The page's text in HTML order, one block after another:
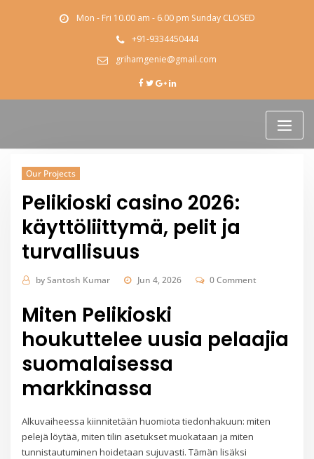
Mon - Fri 10.00 am - 6.00 pm Sunday CLOSED
+91-9334450444
grihamgenie@gmail.com
Our Projects
Pelikioski casino 2026:
käyttöliittymä, pelit ja
turvallisuus
bySantosh Kumar Jun 4, 2026 0 Comment
Miten Pelikioski
houkuttelee uusia pelaajia
suomalaisessa
markkinassa
Alkuvaiheessa kiinnitetään huomiota tiedonhakuun: miten
pelejä löytää, miten tilin asetukset muokataan ja miten
tunnistautuminen hoidetaan sujuvasti. Tämän lisäksi